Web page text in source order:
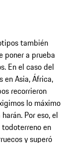
también
poner a prueba
En el caso del
en Asia, África,
recorrieron
lo máximo
Por eso, el
en
y superó